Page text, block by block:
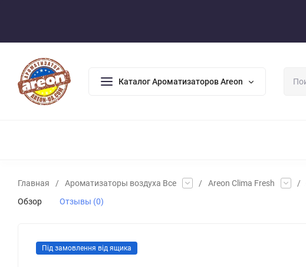
Каталог Ароматизаторов Areon
Главная / Ароматизаторы воздуха Все / Areon Clima Fresh /
Обзор
Отзывы (0)
Під замовлення від ящика